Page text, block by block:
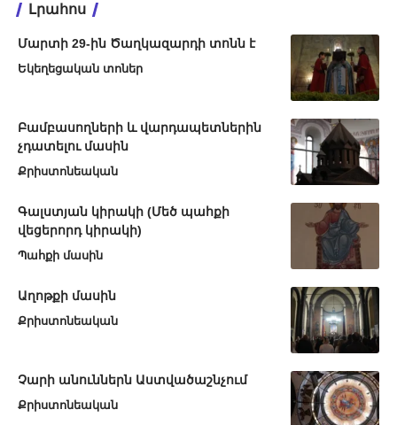
Լրահոս
Մարտի 29-ին Ծաղկազարդի տոնն է
Եկեղեցական տոներ
Բամբասողների և վարդապետներին
չդատելու մասին
Քրիստոնեական
Գալստյան կիրակի (Մեծ պահքի
վեցերորդ կիրակի)
Պահքի մասին
Աղոթքի մասին
Քրիստոնեական
Չարի անուններն Աստվածաշնչում
Քրիստոնեական